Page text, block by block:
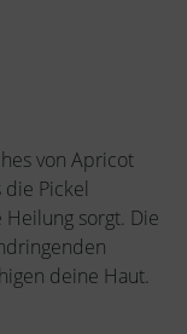
von Apricot
Pickel
sorgt. Die
deine Haut.